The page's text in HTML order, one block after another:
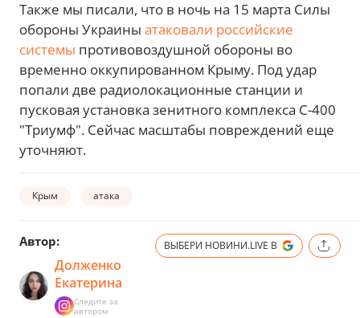
Также мы писали, что в ночь на 15 марта Силы
обороны Украины атаковали российские
системы противовоздушной обороны во
временно оккупированном Крыму. Под удар
попали две радиолокационные станции и
пусковая установка зенитного комплекса С-400
"Триумф". Сейчас масштабы повреждений еще
уточняют.
Крым атака
Автор:
Долженко
Екатерина
Следите за
автором
ВЫБЕРИ НОВИНИ.LIVE В